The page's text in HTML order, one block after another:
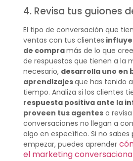
4. Revisa tus guiones
El tipo de conversación que
ventas con tus clientes influye
de compramás de lo que
de respuestas que tienen a la
necesario, desarrolla uno en
aprendizajesque has tenido
tiempo. Analiza si los clientes
respuesta positiva ante la
proveen tus agenteso revisa
conversaciones no llegan a
algo en específico. Si no sabes
empezar, puedes aprender
el marketing